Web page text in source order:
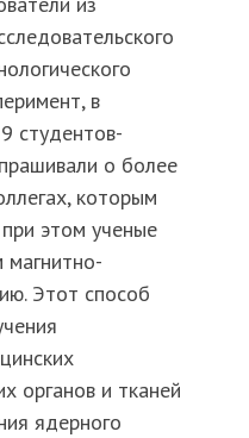
в
студентов-
о более
которым
этом ученые
Этот способ
органов и тканей
ядерного